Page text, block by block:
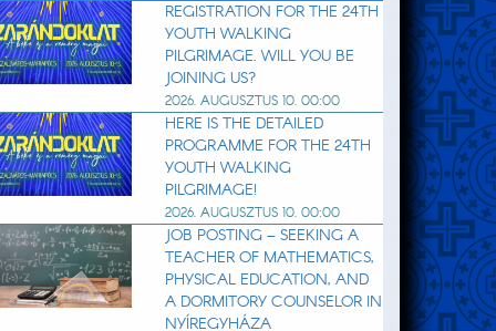
REGISTRATION FOR THE 24TH
YOUTH WALKING
PILGRIMAGE. WILL YOU BE
JOINING US?
2026. AUGUSZTUS 10. 00:00
HERE IS THE DETAILED
PROGRAMME FOR THE 24TH
YOUTH WALKING
PILGRIMAGE!
2026. AUGUSZTUS 10. 00:00
JOB POSTING – SEEKING A
TEACHER OF MATHEMATICS,
PHYSICAL EDUCATION, AND
A DORMITORY COUNSELOR IN
NYÍREGYHÁZA